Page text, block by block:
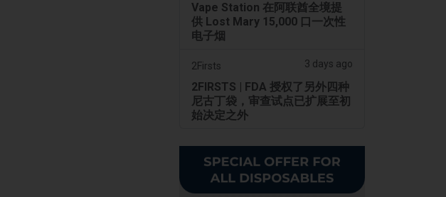
Vape Station 在阿联酋全境提
供 Lost Mary 15,000 口一次性
电子烟
2Firsts 3 days ago
2FIRSTS | FDA 授权了另外四种
尼古丁袋，审查试点已扩展至初
始决定之外